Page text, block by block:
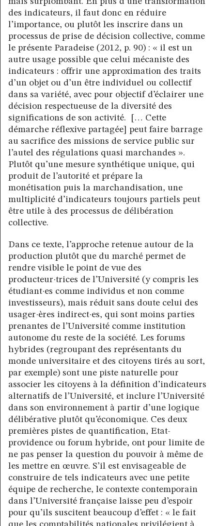
des indicateurs, il faut donc en réduire
l’importance, ou plutôt les inscrire dans un
processus de prise de décision collective, comme
le présente Paradeise (2012, p. 90) : « il est un
autre usage possible que celui mécaniste des
indicateurs : offrir une approximation des traits
d’un objet ou d’un être individuel ou collectif
dans sa variété, avec pour objectif d’éclairer une
décision respectueuse de la diversité des
significations de son activité. [… Cette
démarche réflexive partagée] peut faire barrage
au sacrifice des missions de service public sur
l’autel des régulations quasi marchandes ».
Plutôt qu’une mesure synthétique unique, qui
produit de l’autorité et prépare la
monétisation puis la marchandisation, une
multiplicité d’indicateurs toujours partiels peut
être utile à des processus de délibération
collective.
Dans ce texte, l’approche retenue autour de la
production plutôt que du marché permet de
rendre visible le point de vue des
producteur·trices de l’Université (y compris les
étudiant·es comme individus et non comme
investisseurs), mais réduit sans doute celui des
usager·ères indirect·es, qui sont moins parties
prenantes de l’Université comme institution
autonome du reste de la société. Les forums
hybrides (regroupant des représentants du
monde universitaire et des citoyens tirés au sort,
par exemple) sont une piste naturelle pour
associer les citoyens à la définition d’indicateurs
alternatifs de l’Université, et inclure l’Université
dans son environnement à partir d’une logique
délibérative plutôt qu’économique. Ces deux
premières pistes de quantification, Etat-
providence ou forum hybride, ont pour limite de
ne pas penser la question du pouvoir à même de
les mettre en œuvre. S’il est envisageable de
construire de tels indicateurs avec une petite
équipe de recherche, le contexte contemporain
dans l’Université française laisse peu d’espoir
pour qu’ils suscitent beaucoup d’effet : « le fait